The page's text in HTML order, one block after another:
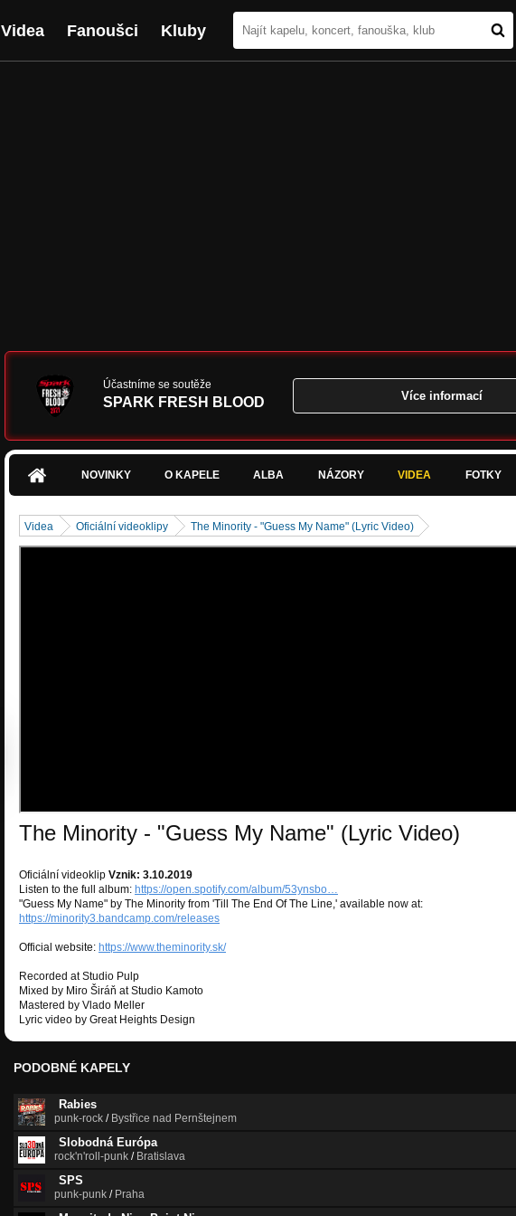
Videa Fanoušci Kluby
Účastníme se soutěže
SPARK FRESH BLOOD Více informací
NOVINKY O KAPELE ALBA NÁZORY VIDEA FOTKY
Videa Oficiální videoklipy The Minority - "Guess My Name" (Lyric Video)
The Minority - "Guess My Name" (Lyric Video)
Oficiální videoklip Vznik: 3.10.2019
Listen to the full album: https://open.spotify.com/album/53ynsbo…
"Guess My Name" by The Minority from 'Till The End Of The Line,' available now at:
https://minority3.bandcamp.com/releases
Official website: https://www.theminority.sk/
Recorded at Studio Pulp
Mixed by Miro Širáň at Studio Kamoto
Mastered by Vlado Meller
Lyric video by Great Heights Design
PODOBNÉ KAPELY
Rabies
punk-rock / Bystřice nad Pernštejnem
Slobodná Európa
rock'n'roll-punk / Bratislava
SPS
punk-punk / Praha